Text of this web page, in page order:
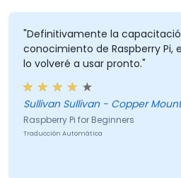
"Definitivamente la
conocimiento de Raspberry Pi,
lo volveré a usar pronto."
Sullivan Sullivan -
Raspberry Pi for Beginners
Traducción Automática